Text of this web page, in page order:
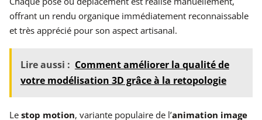
offrant un rendu organique immédiatement reconnaissable
et très apprécié pour son aspect artisanal.
Lire aussi : Comment améliorer la qualité de
votre modélisation 3D grâce à la retopologie
Le stop motion, variante populaire de l’animation image